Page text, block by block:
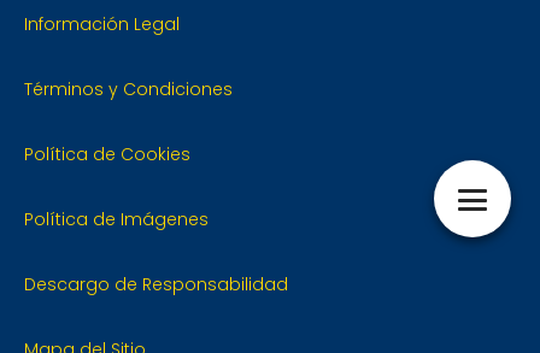
Información Legal
Términos y Condiciones
Política de Cookies
Política de Imágenes
Descargo de Responsabilidad